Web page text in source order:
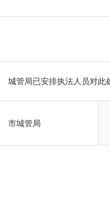
城管局已安排执法人员对此
市城管局